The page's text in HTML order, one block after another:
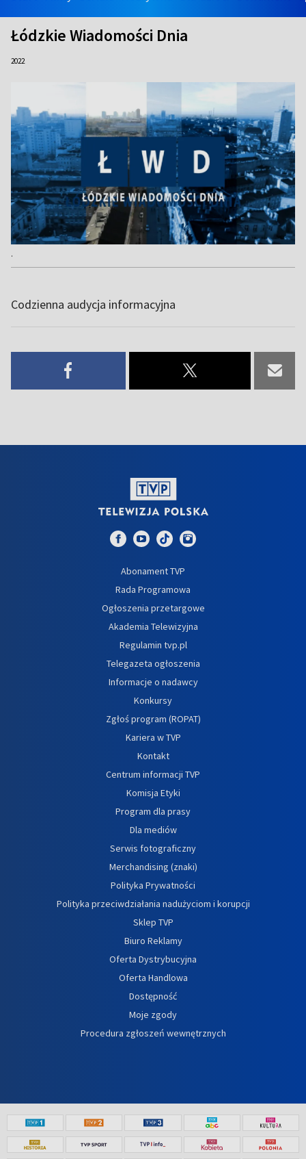
Łódzkie Wiadomości Dnia
2022
.
Codzienna audycja informacyjna
Abonament TVP
Rada Programowa
Ogłoszenia przetargowe
Akademia Telewizyjna
Regulamin tvp.pl
Telegazeta ogłoszenia
Informacje o nadawcy
Konkursy
Zgłoś program (ROPAT)
Kariera w TVP
Kontakt
Centrum informacji TVP
Komisja Etyki
Program dla prasy
Dla mediów
Serwis fotograficzny
Merchandising (znaki)
Polityka Prywatności
Polityka przeciwdziałania nadużyciom i korupcji
Sklep TVP
Biuro Reklamy
Oferta Dystrybucyjna
Oferta Handlowa
Dostępność
Moje zgody
Procedura zgłoszeń wewnętrznych